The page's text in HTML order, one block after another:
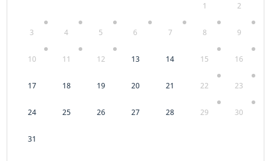
1 2
3 4 5 6 7 8 9
10 11 12 13 14 15 16
17 18 19 20 21 22 23
24 25 26 27 28 29 30
31